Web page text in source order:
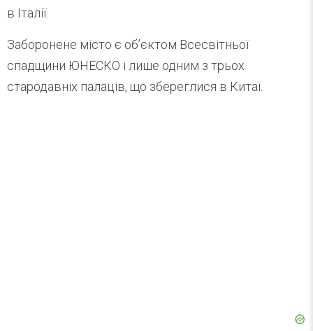
в Італії.
Заборонене місто є об’єктом Всесвітньої
спадщини ЮНЕСКО і лише одним з трьох
стародавніх палаців, що збереглися в Китаї.